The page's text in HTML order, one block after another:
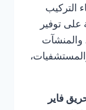
التركيب
على توفير
والمنشآت
والمستشفيات،
فاير